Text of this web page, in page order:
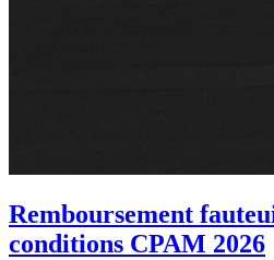
Remboursement
conditions CPAM 2026